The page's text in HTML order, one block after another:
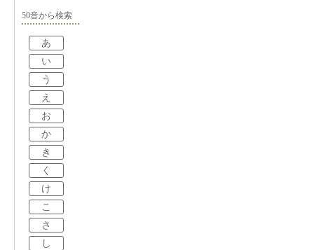
50音から検索
あ
い
う
え
お
か
き
く
け
こ
さ
し